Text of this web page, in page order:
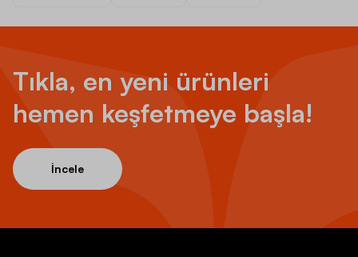
Tıkla, en yeni ürünleri
hemen keşfetmeye başla!
İncele